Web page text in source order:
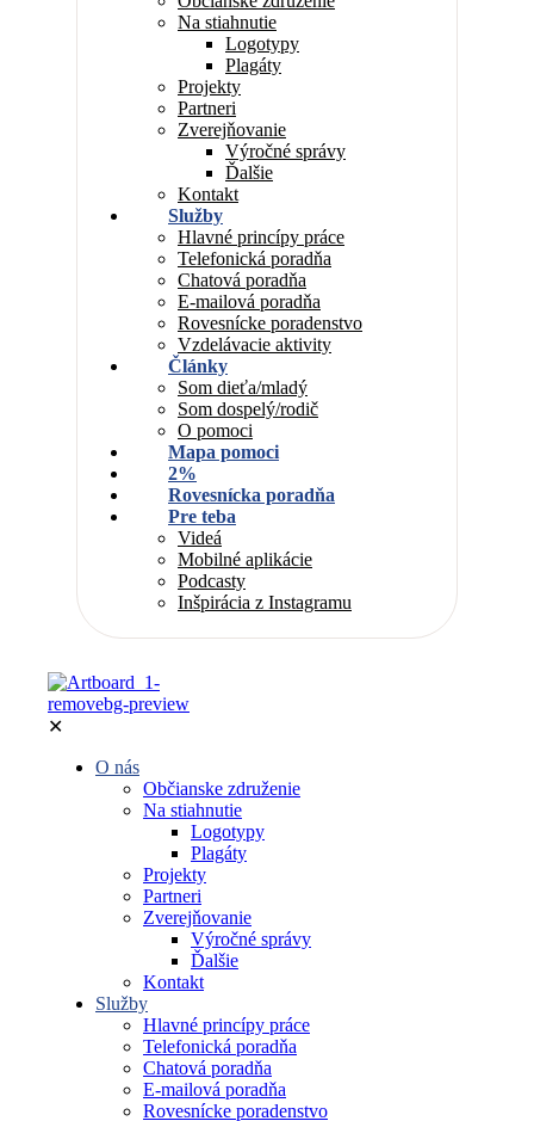
Na stiahnutie
Logotypy
Plagáty
Projekty
Partneri
Zverejňovanie
Výročné správy
Ďalšie
Kontakt
Služby
Hlavné princípy práce
Telefonická poradňa
Chatová poradňa
E-mailová poradňa
Rovesnícke poradenstvo
Vzdelávacie aktivity
Články
Som dieťa/mladý
Som dospelý/rodič
O pomoci
Mapa pomoci
2%
Rovesnícka poradňa
Pre teba
Videá
Mobilné aplikácie
Podcasty
Inšpirácia z Instagramu
✕
O nás
Občianske združenie
Na stiahnutie
Logotypy
Plagáty
Projekty
Partneri
Zverejňovanie
Výročné správy
Ďalšie
Kontakt
Služby
Hlavné princípy práce
Telefonická poradňa
Chatová poradňa
E-mailová poradňa
Rovesnícke poradenstvo